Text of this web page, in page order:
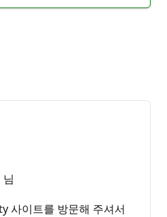
이트를 방문해 주셔서